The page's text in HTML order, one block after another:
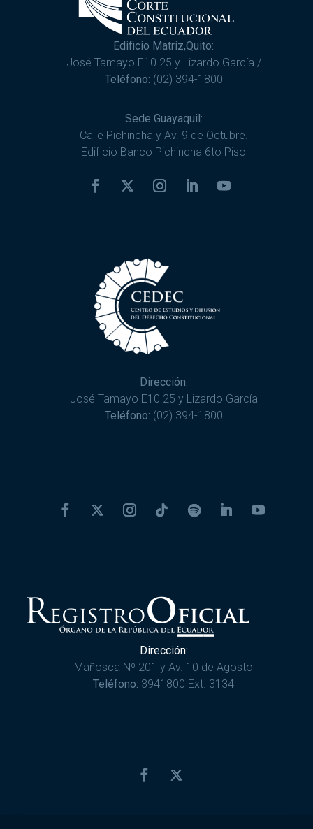
Edificio Matriz,Quito:
José Tamayo E10 25 y Lizardo García /
Teléfono: (02) 394-1800
Sede Guayaquil:
Calle Pichincha y Av. 9 de Octubre.
Edificio Banco Pichincha 6to Piso
Dirección:
José Tamayo E10 25 y Lizardo García
Teléfono: (02) 394-1800
Dirección:
Mañosca Nº 201 y Av. 10 de Agosto
Teléfono: 3941800 Ext. 3134